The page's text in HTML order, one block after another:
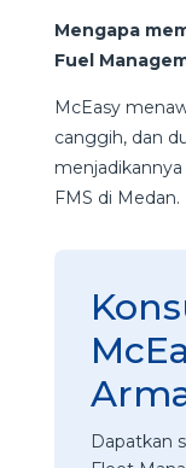
Mengapa
Fuel
McEasy
canggih, dan
FMS di Medan.
Dapatkan